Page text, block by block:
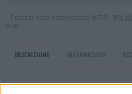
* I prezzi sono comprensivi di IVA. Più
0,08
Descrizione Informazioni